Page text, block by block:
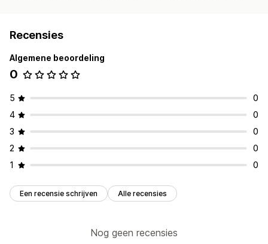
Recensies
Algemene beoordeling
0
5
0
4
0
3
0
2
0
1
0
Een recensie schrijven Alle recensies
Nog geen recensies